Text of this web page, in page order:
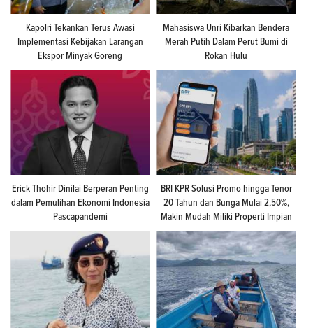
Kapolri Tekankan Terus Awasi
Implementasi Kebijakan Larangan
Ekspor Minyak Goreng
Mahasiswa Unri Kibarkan Bendera
Merah Putih Dalam Perut Bumi di
Rokan Hulu
Erick Thohir Dinilai Berperan Penting
dalam Pemulihan Ekonomi Indonesia
Pascapandemi
BRI KPR Solusi Promo hingga Tenor
20 Tahun dan Bunga Mulai 2,50%,
Makin Mudah Miliki Properti Impian